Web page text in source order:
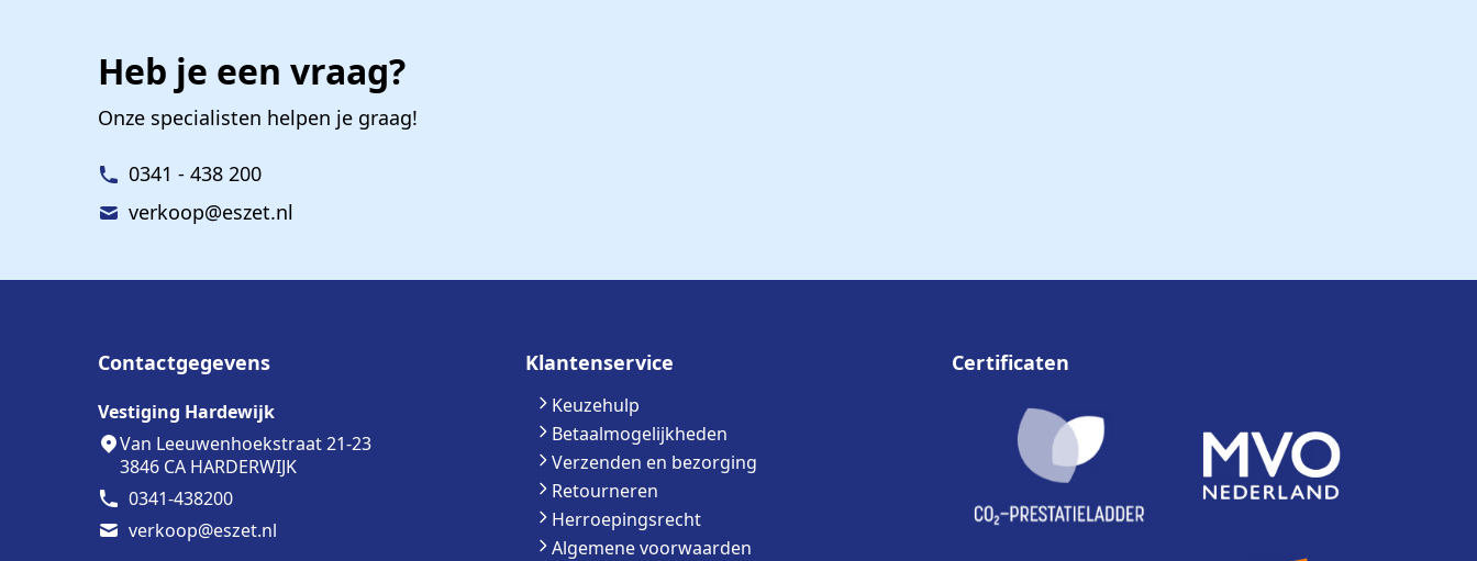
Heb je een vraag?
Onze specialisten helpen je graag!
0341 - 438 200
verkoop@eszet.nl
Contactgegevens
Vestiging Hardewijk
Van Leeuwenhoekstraat 21-23
3846 CA HARDERWIJK
0341-438200
verkoop@eszet.nl
Klantenservice
Keuzehulp
Betaalmogelijkheden
Verzenden en bezorging
Retourneren
Herroepingsrecht
Algemene voorwaarden
Certificaten